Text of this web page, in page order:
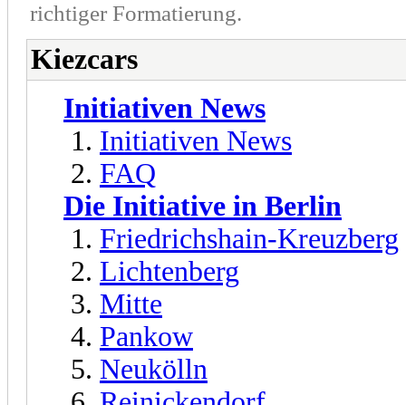
richtiger Formatierung.
Kiezcars
Initiativen News
Initiativen News
FAQ
Die Initiative in Berlin
Friedrichshain-Kreuzberg
Lichtenberg
Mitte
Pankow
Neukölln